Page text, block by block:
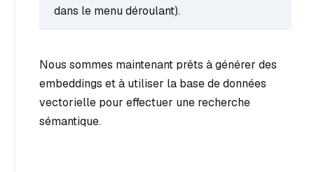
dans le menu déroulant).
Nous sommes maintenant prêts à générer des
embeddings et à utiliser la base de données
vectorielle pour effectuer une recherche
sémantique.